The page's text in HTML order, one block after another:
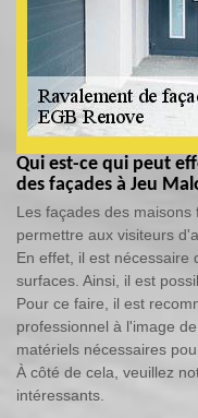
Qui est-ce qui peut
des façades à Jeu
Les façades des
permettre aux visiteurs
En effet, il est nécessaire
surfaces. Ainsi, il est
Pour ce faire, il est
professionnel à l'image
matériels nécessaires
À côté de cela, veuillez
intéressants.